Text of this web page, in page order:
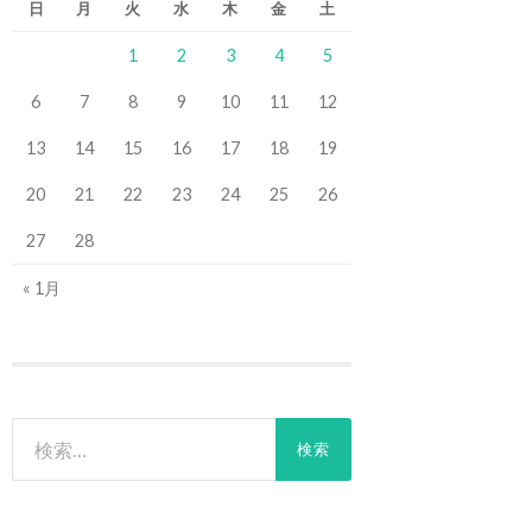
日 月 火 水 木 金 土
1 2 3 4 5
6 7 8 9 10 11 12
13 14 15 16 17 18 19
20 21 22 23 24 25 26
27 28
« 1月